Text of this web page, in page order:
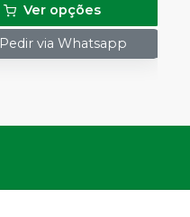
Ver opções
Pedir via Whatsapp